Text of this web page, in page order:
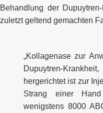
Behandlung der
zuletzt geltend gemachten
„Kollagenase zur
Dupuytren-
hergerichtet ist zur
Strang einer
wenigstens 8000